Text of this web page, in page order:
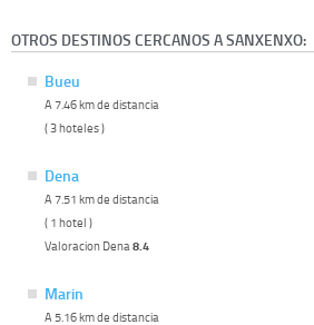
OTROS DESTINOS CERCANOS A SANXENXO:
Bueu
A 7.46 km de distancia
( 3 hoteles )
Dena
A 7.51 km de distancia
( 1 hotel )
Valoracion Dena 8.4
Marin
A 5.16 km de distancia